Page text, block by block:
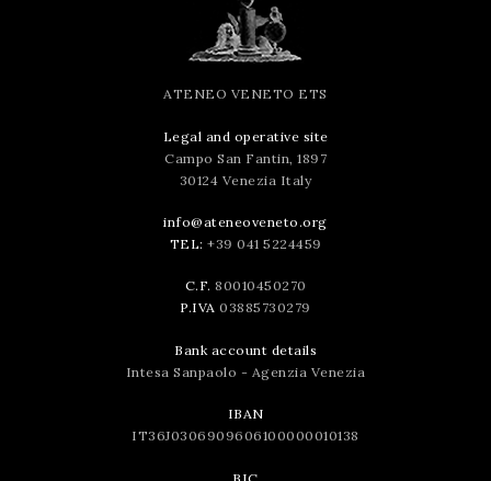
ATENEO VENETO ETS
Legal and operative site
Campo San Fantin, 1897
30124 Venezia Italy
info@ateneoveneto.org
TEL: +39 041 5224459
C.F. 80010450270
P.IVA 03885730279
Bank account details
Intesa Sanpaolo - Agenzia Venezia
IBAN
IT36J0306909606100000010138